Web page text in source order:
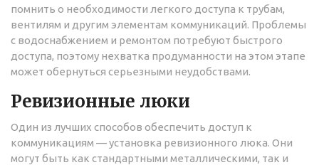
помнить о необходимости легкого доступа к трубам,
вентилям и другим элементам коммуникаций. Проблемы
с водоснабжением и ремонтом потребуют быстрого
доступа, поэтому нехватка продуманности на этом этапе
может обернуться серьезными неудобствами.
Ревизионные люки
Один из лучших способов обеспечить доступ к
коммуникациям — установка ревизионного люка. Они
могут быть как стандартными металлическими, так и